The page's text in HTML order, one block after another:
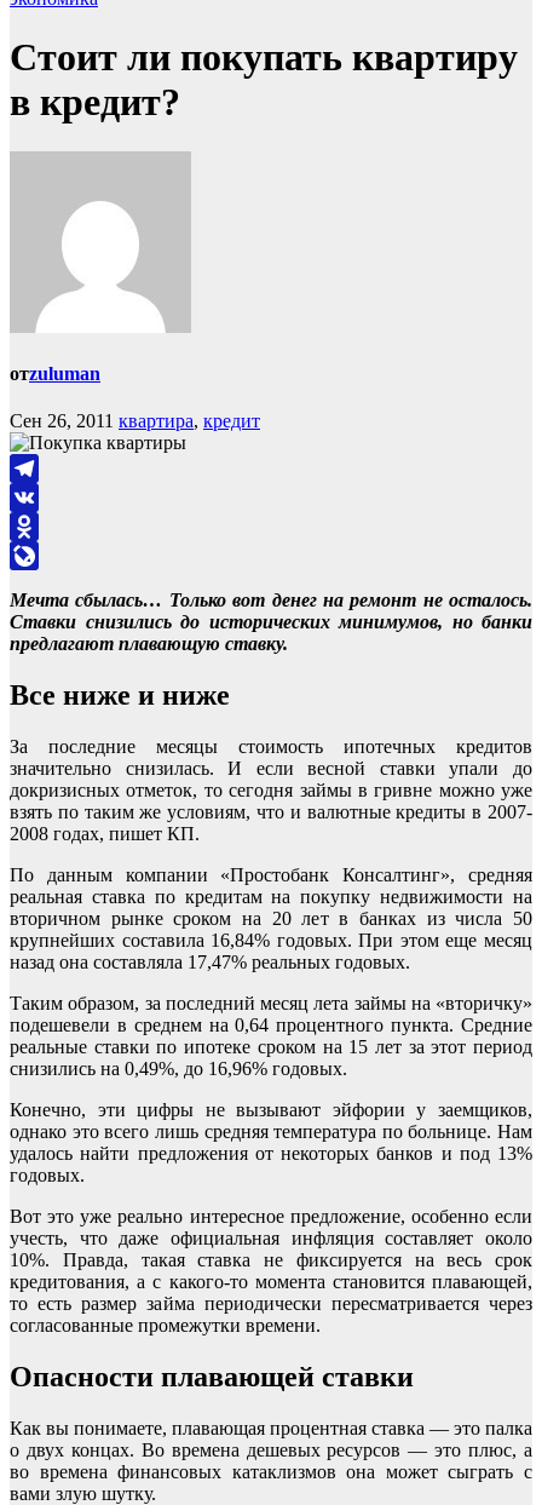
Стоит ли покупать квартиру
в кредит?
отzuluman
Сен 26, 2011 квартира, кредит
Telegram
VK
Odnoklassniki
Мечта сбылась… Только вот денег на ремонт не осталось.
Ставки снизились до исторических минимумов, но банки
предлагают плавающую ставку.
Все ниже и ниже
За последние месяцы стоимость ипотечных кредитов
значительно снизилась. И если весной ставки упали до
докризисных отметок, то сегодня займы в гривне можно уже
взять по таким же условиям, что и валютные кредиты в 2007-
2008 годах, пишет КП.
По данным компании «Простобанк Консалтинг», средняя
реальная ставка по кредитам на покупку недвижимости на
вторичном рынке сроком на 20 лет в банках из числа 50
крупнейших составила 16,84% годовых. При этом еще месяц
назад она составляла 17,47% реальных годовых.
Таким образом, за последний месяц лета займы на «вторичку»
подешевели в среднем на 0,64 процентного пункта. Средние
реальные ставки по ипотеке сроком на 15 лет за этот период
снизились на 0,49%, до 16,96% годовых.
Конечно, эти цифры не вызывают эйфории у заемщиков,
однако это всего лишь средняя температура по больнице. Нам
удалось найти предложения от некоторых банков и под 13%
годовых.
Вот это уже реально интересное предложение, особенно если
учесть, что даже официальная инфляция составляет около
10%. Правда, такая ставка не фиксируется на весь срок
кредитования, а с какого-то момента становится плавающей,
то есть размер займа периодически пересматривается через
согласованные промежутки времени.
Опасности плавающей ставки
Как вы понимаете, плавающая процентная ставка — это палка
о двух концах. Во времена дешевых ресурсов — это плюс, а
во времена финансовых катаклизмов она может сыграть с
вами злую шутку.